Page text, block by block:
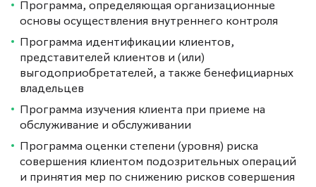
Программа, определяющая организационные
основы осуществления внутреннего контроля
Программа идентификации клиентов,
представителей клиентов и (или)
выгодоприобретателей, а также бенефициарных
владельцев
Программа изучения клиента при приеме на
обслуживание и обслуживании
Программа оценки степени (уровня) риска
совершения клиентом подозрительных операций
и принятия мер по снижению рисков совершения